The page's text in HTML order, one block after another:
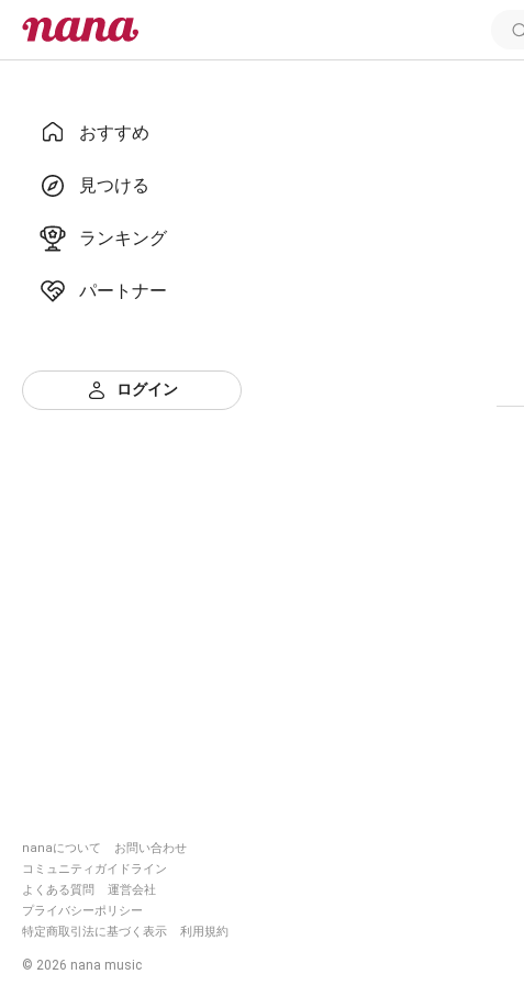
おすすめ
見つける
ランキング
パートナー
ログイン
nanaについて
お問い合わせ
コミュニティガイドライン
よくある質問
運営会社
プライバシーポリシー
特定商取引法に基づく表示
利用規約
© 2026 nana music